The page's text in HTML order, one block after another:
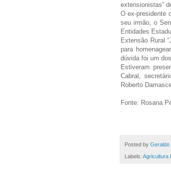
extensionistas”
O ex-presidente
seu irmão, o
Entidades
Extensão Rural
para
dúvida foi um
Estiveram
Cabral,
Roberto
Fonte: Rosana
Posted by Geraldo
Labels: Agricultura